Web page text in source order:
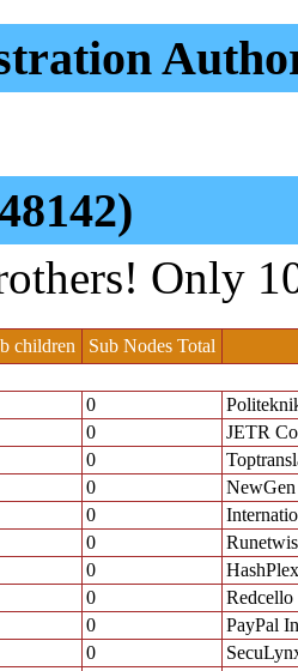
Only
children
Sub Nodes Total
0
0
JETR
0
0
0
0
0
0
0
PayPal
0